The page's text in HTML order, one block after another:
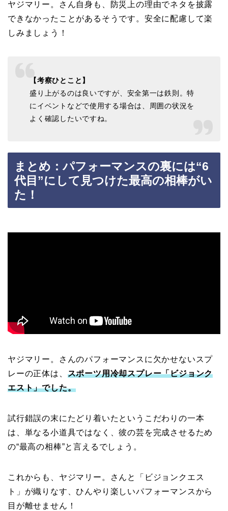
ヤジマリー。さん自身も、防災上の理由でネタを披露
できなかったことがあるそうです。安全に配慮して楽
しみましょう！
【考察ひとこと】
盛り上がるのは良いですが、安全第一は鉄則。特
にイベントなどで使用する場合は、周囲の状況を
よく確認したいですね。
まとめ：パフォーマンスの裏には“6
代目”にして見つけた最高の相棒がい
た！
ヤジマリー。さんのパフォーマンスに欠かせないスプ
レーの正体は、 スポーツ用冷却スプレー「ビジョンク
エスト」でした。
試行錯誤の末にたどり着いたというこだわりの一本
は、単なる小道具ではなく、彼の芸を完成させるため
の“最高の相棒”と言えるでしょう。
これからも、ヤジマリー。さんと「ビジョンクエス
ト」が織りなす、ひんやり楽しいパフォーマンスから
目が離せません！